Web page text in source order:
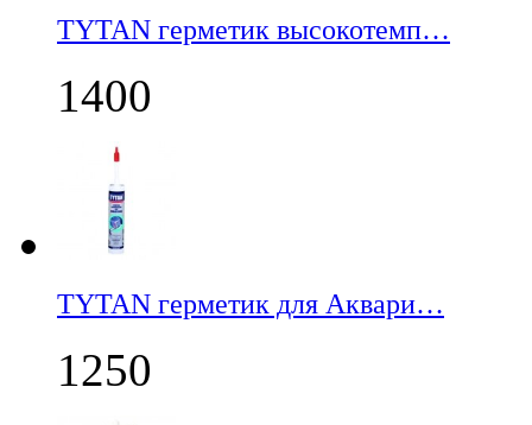
TYTAN герметик высокотемп…
1400
TYTAN герметик для Аквари…
1250